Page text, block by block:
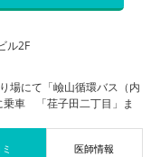
ル2F
場にて「嶮山循環バス（内
車 「荏子田二丁目」ま
医師情報